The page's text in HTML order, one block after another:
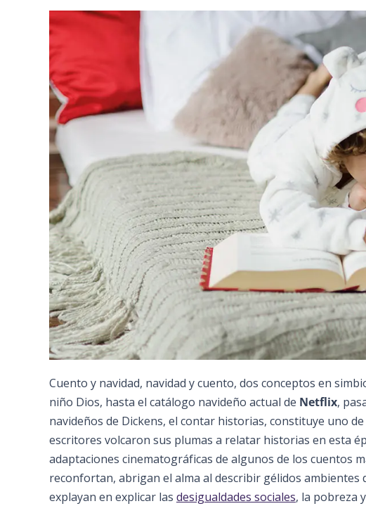
Cuento y navidad, navidad y cuento, dos conceptos en
niño Dios, hasta el catálogo navideño actual de Netflix,
navideños de Dickens, el contar historias, constituye uno
escritores volcaron sus plumas a relatar historias en esta
adaptaciones cinematográficas de algunos de los cuentos
reconfortan, abrigan el alma al describir gélidos
explayan en explicar las desigualdades sociales, la pobreza